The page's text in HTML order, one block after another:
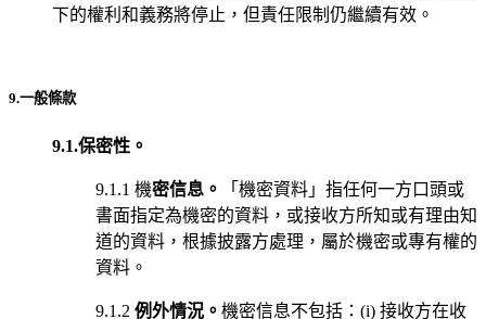
下的權利和義務將停止，但責任限制仍繼續有效。
9.一般條款
9.1.保密性。
9.1.1 機密信息。
「機密資料」指任何一方口頭或
書面指定為機密的資料，或接收方所知或有理由知
道的資料，根據披露方處理，屬於機密或專有權的
資料。
9.1.2 例外情況。 機密信息不包括：(i) 接收方在收